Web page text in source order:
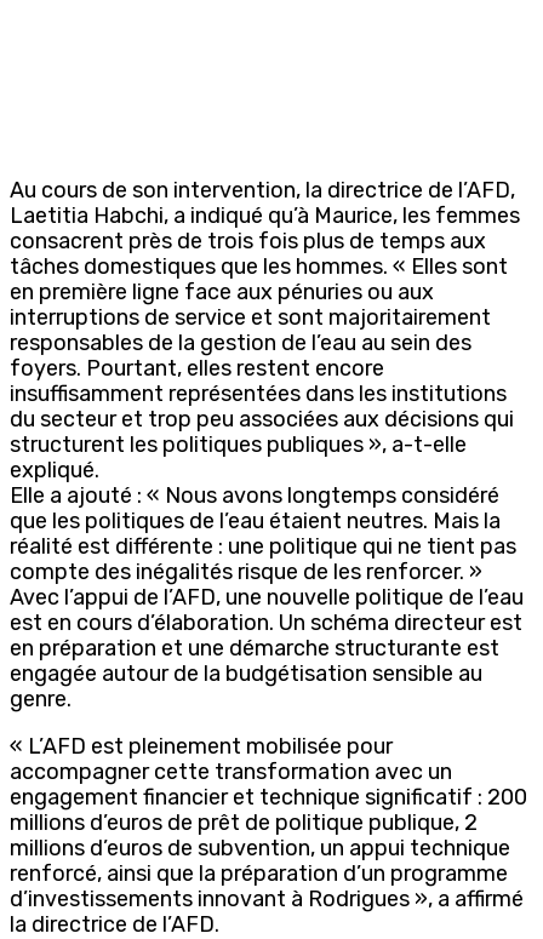
Au cours de son intervention, la directrice de l’AFD,
Laetitia Habchi, a indiqué qu’à Maurice, les femmes
consacrent près de trois fois plus de temps aux
tâches domestiques que les hommes. « Elles sont
en première ligne face aux pénuries ou aux
interruptions de service et sont majoritairement
responsables de la gestion de l’eau au sein des
foyers. Pourtant, elles restent encore
insuffisamment représentées dans les institutions
du secteur et trop peu associées aux décisions qui
structurent les politiques publiques », a-t-elle
expliqué.
Elle a ajouté : « Nous avons longtemps considéré
que les politiques de l’eau étaient neutres. Mais la
réalité est différente : une politique qui ne tient pas
compte des inégalités risque de les renforcer. »
Avec l’appui de l’AFD, une nouvelle politique de l’eau
est en cours d’élaboration. Un schéma directeur est
en préparation et une démarche structurante est
engagée autour de la budgétisation sensible au
genre.
« L’AFD est pleinement mobilisée pour
accompagner cette transformation avec un
engagement financier et technique significatif : 200
millions d’euros de prêt de politique publique, 2
millions d’euros de subvention, un appui technique
renforcé, ainsi que la préparation d’un programme
d’investissements innovant à Rodrigues », a affirmé
la directrice de l’AFD.